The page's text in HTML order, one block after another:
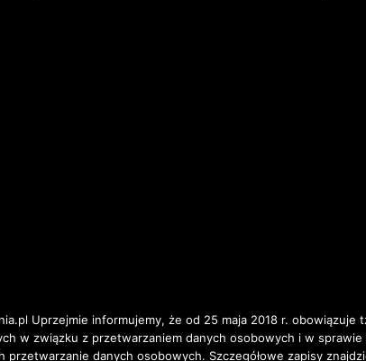
Uprzejmie informujemy, że od 25 maja 2018 r. obowiązuje
w związku z przetwarzaniem danych osobowych i w
danych osobowych. Szczegółowe zapisy